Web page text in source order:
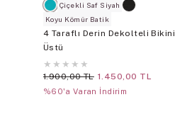
Çiçekli Saf Siyah
Koyu Kömür Batik
4 Taraflı Derin Dekolteli Bikini
Üstü
★ ★ ★ ★ ★
1.900,00 TL 1.450,00 TL
%60'a Varan İndirim